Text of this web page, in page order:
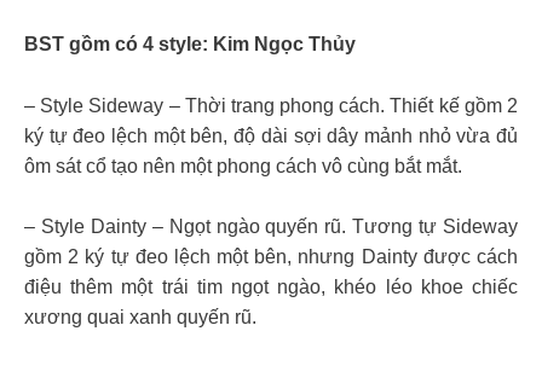
BST gồm có 4 style: Kim Ngọc Thủy
– Style Sideway – Thời trang phong cách. Thiết kế gồm 2
ký tự đeo lệch một bên, độ dài sợi dây mảnh nhỏ vừa đủ
ôm sát cổ tạo nên một phong cách vô cùng bắt mắt.
– Style Dainty – Ngọt ngào quyến rũ. Tương tự Sideway
gồm 2 ký tự đeo lệch một bên, nhưng Dainty được cách
điệu thêm một trái tim ngọt ngào, khéo léo khoe chiếc
xương quai xanh quyến rũ.